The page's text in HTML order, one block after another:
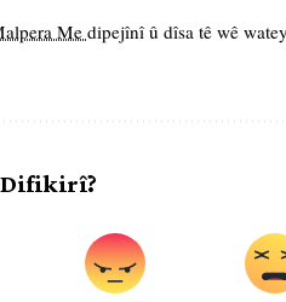
Medipejînî û dîsa tê wê
Difikirî?